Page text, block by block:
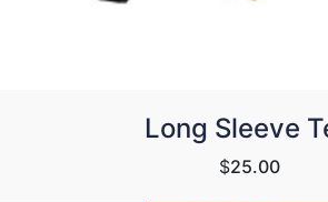
Long Sleeve
$25.00